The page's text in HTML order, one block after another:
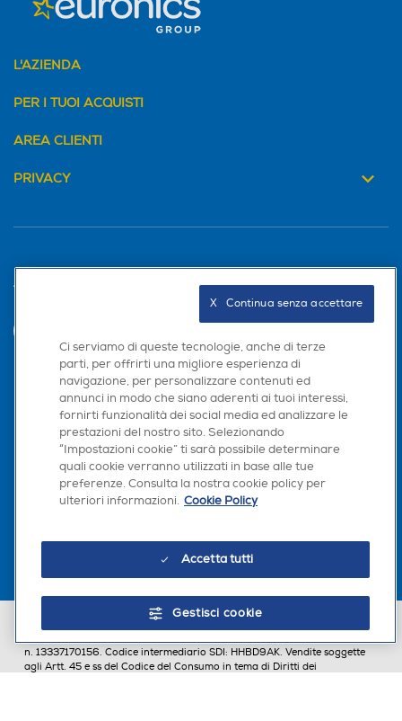
L'AZIENDA
PER I TUOI ACQUISTI
AREA CLIENTI
PRIVACY
Trova negozio
Seguici sui social
Scarica la nostra app
Euronics Italia SpA. Sede legale Via Montefeltro, 6/a 20156 Milano
n. 13337170156. Codice intermediario SDI: HHBD9AK. Vendite soggette
agli Artt. 45 e ss del Codice del Consumo in tema di Diritti dei
Ci serviamo di queste tecnologie, anche di terze
parti, per offrirti una migliore esperienza di
navigazione, per personalizzare contenuti ed
annunci in modo che siano aderenti ai tuoi interessi,
fornirti funzionalità dei social media ed analizzare le
prestazioni del nostro sito. Selezionando
“Impostazioni cookie” ti sarà possibile determinare
quali cookie verranno utilizzati in base alle tue
preferenze. Consulta la nostra cookie policy per
ulteriori informazioni. Cookie Policy
Accetta tutti
Gestisci cookie
X   Continua senza accettare